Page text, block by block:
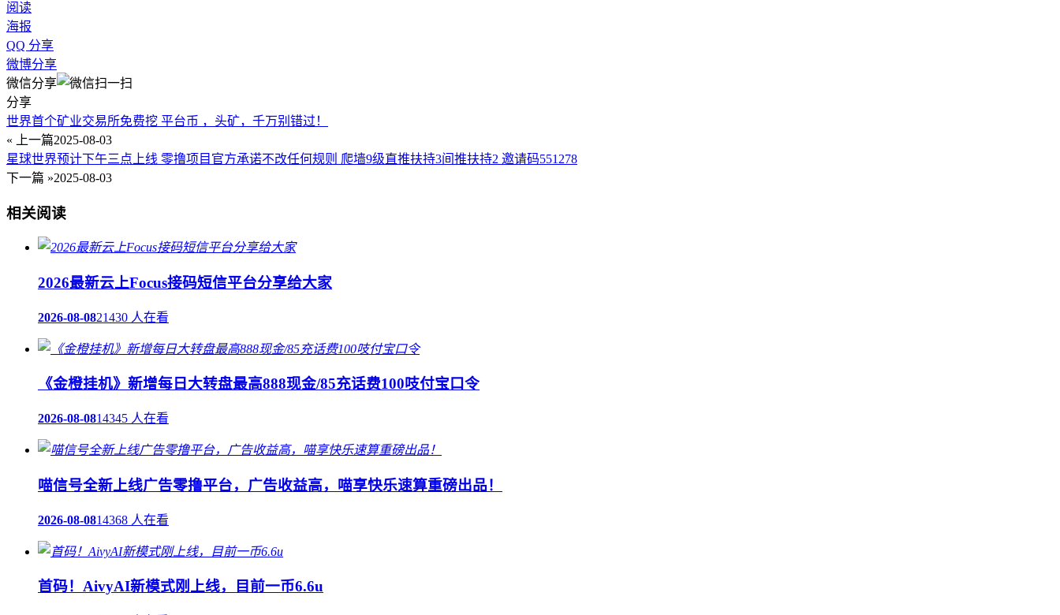
阅读
海报
QQ 分享
微博分享
微信分享
分享
世界首个矿业交易所免费挖 平台币 ，头矿，千万别错过！
« 上一篇2025-08-03
星球世界预计下午三点上线 ​零撸项目官方承诺不改任何规则 ​爬墙9级直推扶持3间推扶持2 邀请码551278
下一篇 »2025-08-03
相关阅读
2026最新云上Focus接码短信平台分享给大家
2026-08-0821430 人在看
《金橙挂机》新增每日大转盘最高888现金/85充话费100吱付宝口令
2026-08-0814345 人在看
喵信号全新上线广告零撸平台，广告收益高，喵享快乐速算重磅出品！
2026-08-0814368 人在看
首码！AivyAI新模式刚上线，目前一币6.6u